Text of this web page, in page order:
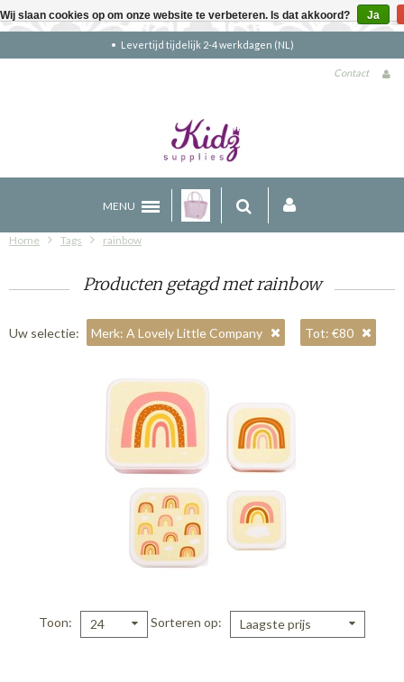
Levertijd tijdelijk 2-4 werkdagen (NL)
Contact
MENU
Home Tags rainbow
Producten getagd met rainbow
Uw selectie: Merk: A Lovely Little Company Tot: €80
Toon 24 Sorteren op Laagste prijs
Wij slaan cookies op om onze website te verbeteren. Is dat akkoord? Ja